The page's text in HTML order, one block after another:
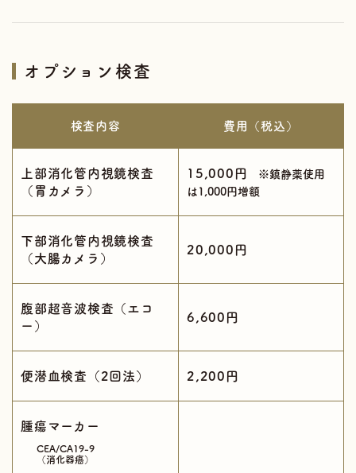
オプション検査
検査内容 費用（税込）
上部消化管内視鏡検査
（胃カメラ）
15,000円 ※鎮静薬使用
は1,000円増額
下部消化管内視鏡検査
（大腸カメラ）
20,000円
腹部超音波検査（エコ
ー）
6,600円
便潜血検査（2回法） 2,200円
腫瘍マーカー
CEA/CA19-9
（消化器癌）